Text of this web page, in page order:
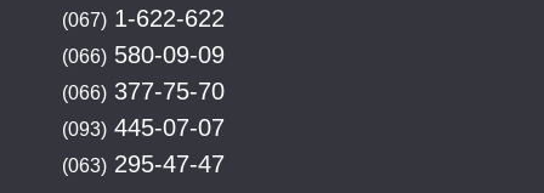
(067) 1-622-622
(066) 580-09-09
(066) 377-75-70
(093) 445-07-07
(063) 295-47-47